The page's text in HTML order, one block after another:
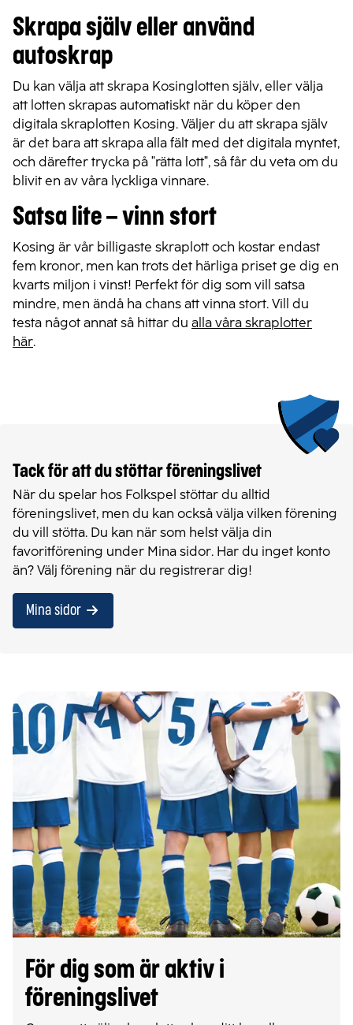
Skrapa själv eller använd
autoskrap
Du kan välja att skrapa Kosinglotten själv, eller välja
att lotten skrapas automatiskt när du köper den
digitala skraplotten Kosing. Väljer du att skrapa själv
är det bara att skrapa alla fält med det digitala myntet,
och därefter trycka på "rätta lott", så får du veta om du
blivit en av våra lyckliga vinnare.
Satsa lite – vinn stort
Kosing är vår billigaste skraplott och kostar endast
fem kronor, men kan trots det härliga priset ge dig en
kvarts miljon i vinst! Perfekt för dig som vill satsa
mindre, men ändå ha chans att vinna stort. Vill du
testa något annat så hittar du alla våra skraplotter
här.
Tack för att du stöttar föreningslivet
När du spelar hos Folkspel stöttar du alltid
föreningslivet, men du kan också välja vilken förening
du vill stötta. Du kan när som helst välja din
favoritförening under Mina sidor. Har du inget konto
än? Välj förening när du registrerar dig!
Mina sidor
För dig som är aktiv i
föreningslivet